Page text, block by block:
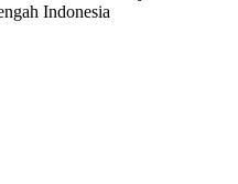
Indonesia